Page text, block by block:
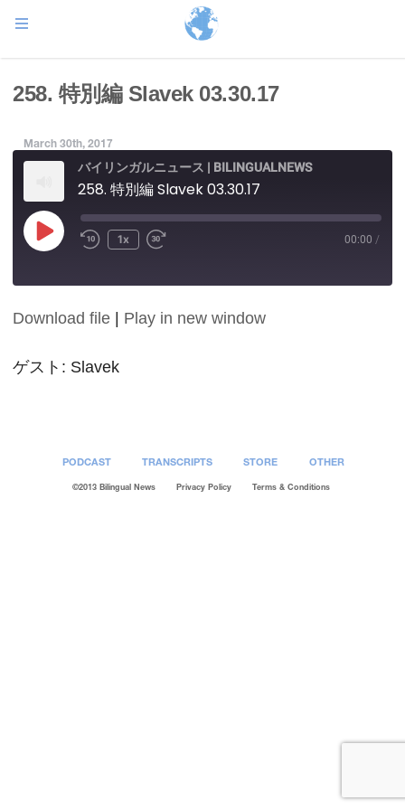
258. 特別編 Slavek 03.30.17
March 30th, 2017
バイリンガルニュース | BILINGUALNEWS
258. 特別編 Slavek 03.30.17
Play
Episode
1x 00:00 /
SHARE
LINK
Download file Play in new window
ゲスト: Slavek
PODCAST TRANSCRIPTS STORE OTHER
©2013 Bilingual News Privacy Policy Terms & Conditions